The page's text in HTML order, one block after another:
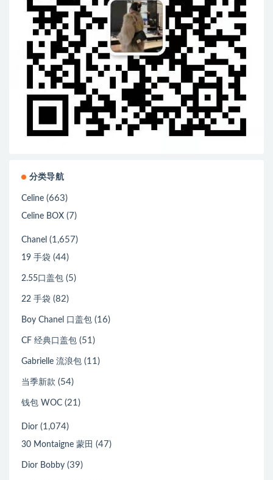
分类导航
Celine (663)
Celine BOX (7)
Chanel (1,657)
19 手袋 (44)
2.55口盖包 (5)
22 手袋 (82)
Boy Chanel 口盖包 (16)
CF 经典口盖包 (51)
Gabrielle 流浪包 (11)
当季新款 (54)
钱包 WOC (21)
Dior (1,074)
30 Montaigne 蒙田 (47)
Dior Bobby (39)